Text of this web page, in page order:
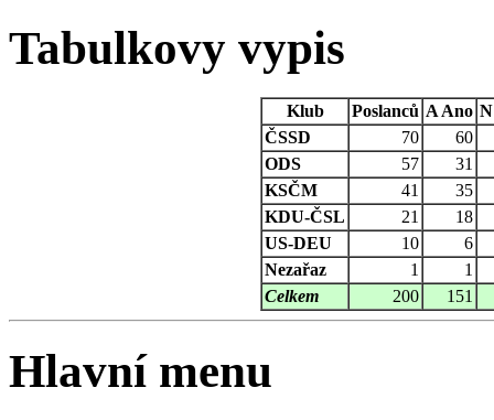
Tabulkovy vypis
Klub Poslanců A Ano N
ČSSD
70
60
ODS
57
31
KSČM
41
35
KDU-ČSL
21
18
US-DEU
10
6
Nezařaz
1
1
Celkem
200 151
Hlavní menu